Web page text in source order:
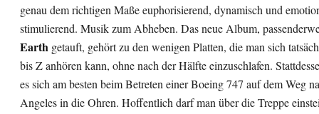
genau dem richtigen Maße euphorisierend, dynamisch und
stimulierend. Musik zum Abheben. Das neue Album,
Earth getauft, gehört zu den wenigen Platten, die man sich
bis Z anhören kann, ohne nach der Hälfte einzuschlafen.
es sich am besten beim Betreten einer Boeing 747 auf dem Weg
Angeles in die Ohren. Hoffentlich darf man über die Treppe